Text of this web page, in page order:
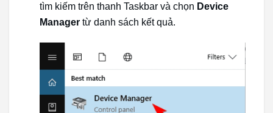
tìm kiếm trên thanh Taskbar và chọn Device
Manager từ danh sách kết quả.